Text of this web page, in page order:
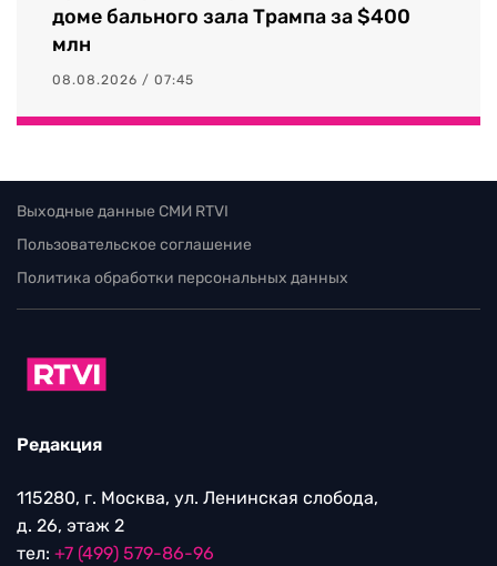
доме бального зала Трампа за $400
млн
08.08.2026 / 07:45
Выходные данные СМИ RTVI
Пользовательское соглашение
Политика обработки персональных данных
Редакция
115280, г. Москва, ул. Ленинская слобода,
д. 26, этаж 2
тел: +7 (499) 579-86-96